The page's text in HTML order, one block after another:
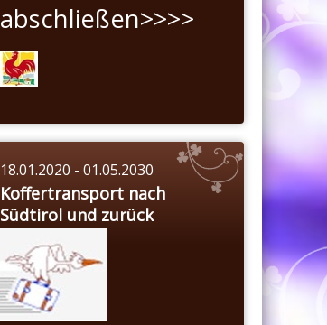
abschließen>>>>
18.01.2020 - 01.05.2030
Koffertransport nach
Südtirol und zurück